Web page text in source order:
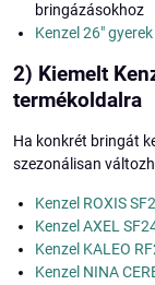
bringázásokhoz
Kenzel 26"
2) Kiemelt
termékoldalra
Ha konkrét bringát
szezonálisan
Kenzel ROXIS
Kenzel AXEL
Kenzel KALEO
Kenzel NINA